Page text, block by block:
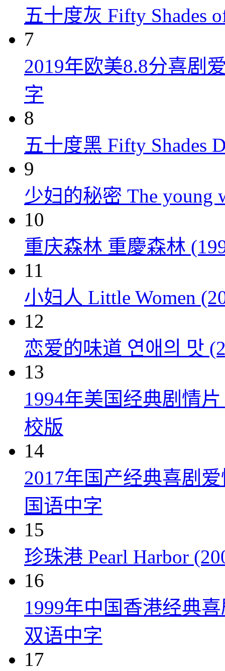
五十度灰 Fifty Shades
7
2019年欧美8.8分喜剧
字
8
五十度黑 Fifty Shades
9
少妇的秘密 The young
10
重庆森林 重慶森林
11
小妇人 Little Women
12
恋爱的味道 연애의 맛
13
1994年美国经典剧情
校版
14
2017年国产经典喜剧
国语中字
15
珍珠港 Pearl Harbor
16
1999年中国香港经典
双语中字
17